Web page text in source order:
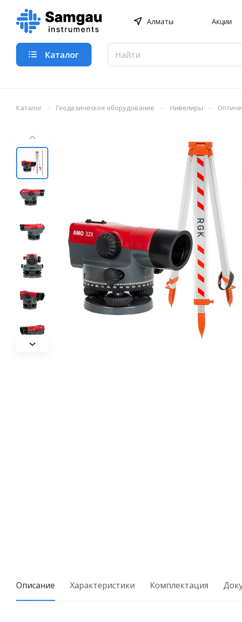
Алматы Акции
Каталог
Каталог – Геодезическое оборудование – Нивелиры –
Описание Характеристики Комплектация